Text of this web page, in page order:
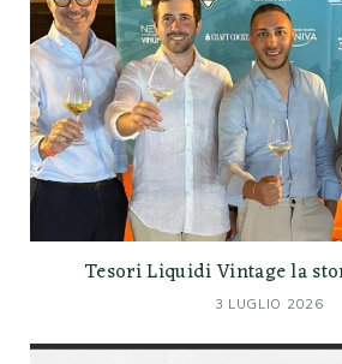
Tesori Liquidi Vintage la
3 LUGLIO 2026